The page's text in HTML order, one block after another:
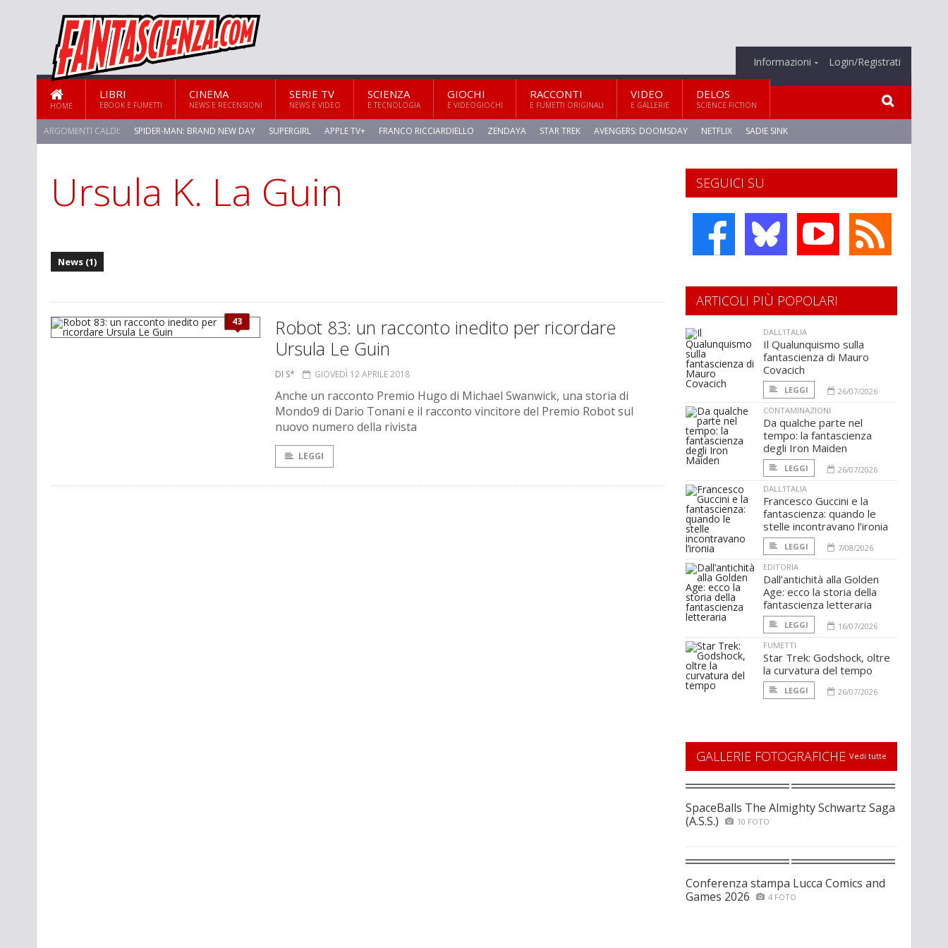
Informazioni Login/Registrati
HOME
LIBRI
EBOOK E FUMETTI
CINEMA
NEWS E RECENSIONI
SERIE TV
NEWS E VIDEO
SCIENZA
E TECNOLOGIA
GIOCHI
E VIDEOGIOCHI
RACCONTI
E FUMETTI ORIGINALI
VIDEO
E GALLERIE
DELOS
SCIENCE FICTION
ARGOMENTI CALDI: SPIDER-MAN: BRAND NEW DAY SUPERGIRL APPLE TV+ FRANCO RICCIARDIELLO ZENDAYA STAR TREK AVENGERS: DOOMSDAY NETFLIX SADIE SINK
STAR TREK: STRANGE NEW WORLDS
Ursula K. La Guin
News (1)
43
Robot 83: un racconto inedito per ricordare
Ursula Le Guin
DI S* GIOVEDÌ 12 APRILE 2018
Anche un racconto Premio Hugo di Michael Swanwick, una storia di
Mondo9 di Dario Tonani e il racconto vincitore del Premio Robot sul
nuovo numero della rivista
LEGGI
SEGUICI SU
ARTICOLI PIÙ POPOLARI
DALL'ITALIA
Il Qualunquismo sulla
fantascienza di Mauro
Covacich
LEGGI
26/07/2026
CONTAMINAZIONI
Da qualche parte nel
tempo: la fantascienza
degli Iron Maiden
LEGGI
26/07/2026
DALL'ITALIA
Francesco Guccini e la
fantascienza: quando le
stelle incontravano l’ironia
LEGGI
7/08/2026
EDITORIA
Dall’antichità alla Golden
Age: ecco la storia della
fantascienza letteraria
LEGGI
16/07/2026
FUMETTI
Star Trek: Godshock, oltre
la curvatura del tempo
LEGGI 26/07/2026
GALLERIE FOTOGRAFICHE Vedi tutte
SpaceBalls The Almighty Schwartz Saga
(A.S.S.)
10 FOTO
Conferenza stampa Lucca Comics and
Games 2026
4 FOTO